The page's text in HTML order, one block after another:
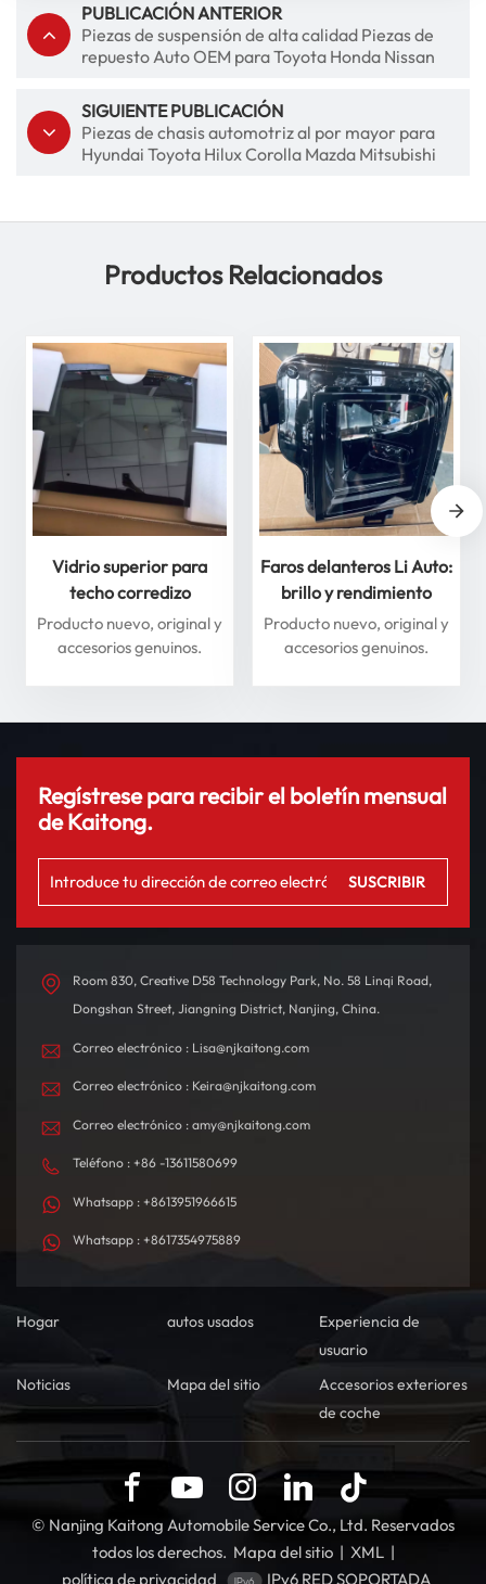
PUBLICACIÓN ANTERIOR
Piezas de suspensión de alta calidad Piezas de
repuesto Auto OEM para Toyota Honda Nissan
SIGUIENTE PUBLICACIÓN
Piezas de chasis automotriz al por mayor para
Hyundai Toyota Hilux Corolla Mazda Mitsubishi
Productos Relacionados
Vidrio superior para
techo corredizo
delantero y trasero para
Li Auto Serie L: mejore
Producto nuevo, original y
accesorios genuinos.
Faros delanteros Li Auto:
brillo y rendimiento
superiores para máxima
seguridad
Producto nuevo, original y
accesorios genuinos.
Regístrese para recibir el boletín mensual
de Kaitong.
Room 830, Creative D58 Technology Park, No. 58 Linqi Road,
Dongshan Street, Jiangning District, Nanjing, China.
Correo electrónico : Lisa@njkaitong.com
Correo electrónico : Keira@njkaitong.com
Correo electrónico : amy@njkaitong.com
Teléfono : +86 -13611580699
Whatsapp : +8613951966615
Whatsapp : +8617354975889
Hogar autos usados
Experiencia de
usuario
Noticias
Mapa del sitio
Accesorios exteriores
de coche
© Nanjing Kaitong Automobile Service Co., Ltd. Reservados
todos los derechos. Mapa del sitio | XML |
política de privacidad
IPv6 RED SOPORTADA